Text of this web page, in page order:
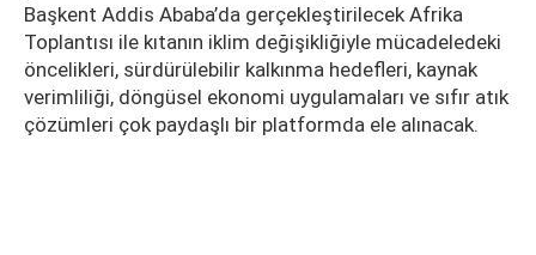
Başkent Addis Ababa’da gerçekleştirilecek Afrika
Toplantısı ile kıtanın iklim değişikliğiyle mücadeledeki
öncelikleri, sürdürülebilir kalkınma hedefleri, kaynak
verimliliği, döngüsel ekonomi uygulamaları ve sıfır atık
çözümleri çok paydaşlı bir platformda ele alınacak.